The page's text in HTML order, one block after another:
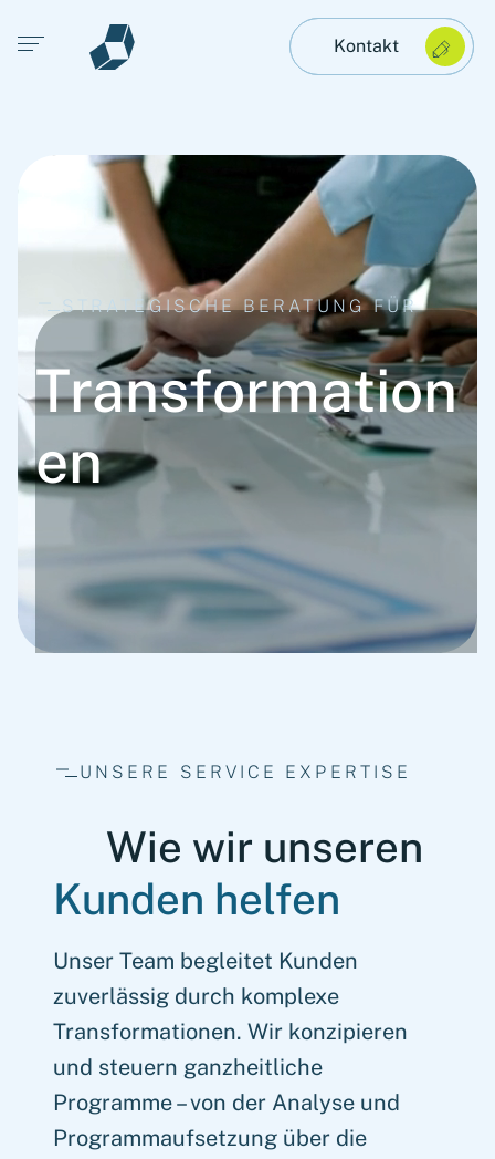
Open main menu Kontakt
STRATEGISCHE BERATUNG FÜR
Transformation
en
UNSERE SERVICE EXPERTISE
Wie wir unseren
Kunden helfen
Unser Team begleitet Kunden
zuverlässig durch komplexe
Transformationen. Wir konzipieren
und steuern ganzheitliche
Programme – von der Analyse und
Programmaufsetzung über die